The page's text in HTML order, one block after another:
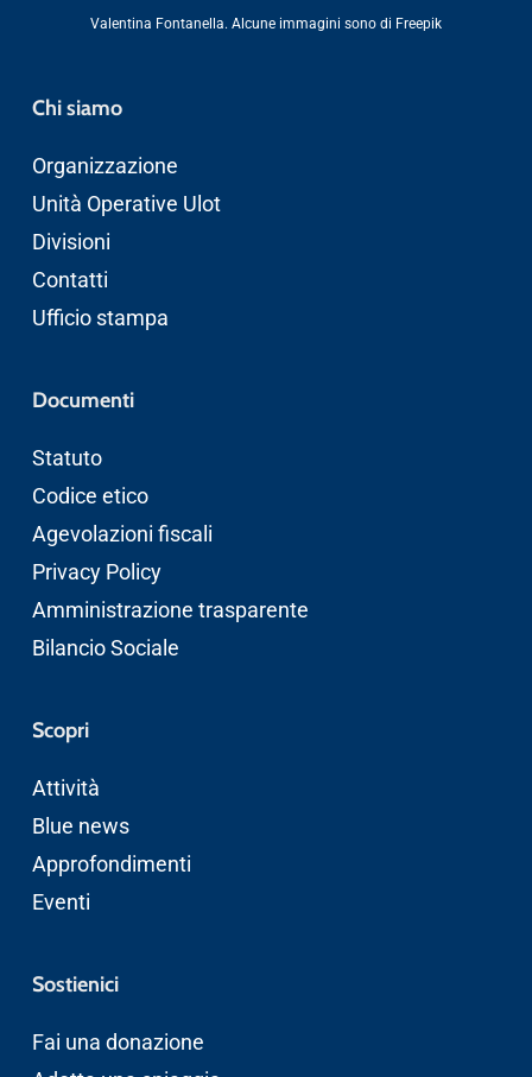
Valentina Fontanella. Alcune immagini sono di Freepik
Chi siamo
Organizzazione
Unità Operative Ulot
Divisioni
Contatti
Ufficio stampa
Documenti
Statuto
Codice etico
Agevolazioni fiscali
Privacy Policy
Amministrazione trasparente
Bilancio Sociale
Scopri
Attività
Blue news
Approfondimenti
Eventi
Sostienici
Fai una donazione